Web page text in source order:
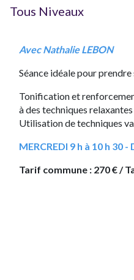
Tous Niveaux
Avec Nathalie LEBON
Séance idéale pour
Tonification et
à des techniques
Utilisation de techniques
MERCREDI 9 h à 10 h 30 -
Tarif commune : 270 € /